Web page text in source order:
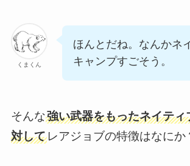
くまくん
ほんとだね。なんかネ
キャンプすごそう。
そんな強い武器をもったネイティ
対してレアジョブの特徴はなにか